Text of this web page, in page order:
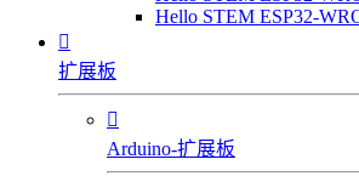
Hello STEM ESP32-

扩展板

Arduino-扩展板